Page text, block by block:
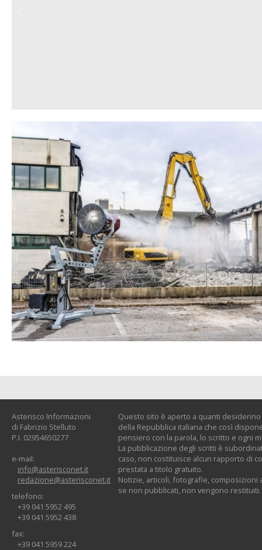
Asterisco Informazioni
di Fabrizio Stelluto
P.I. 02954650277
e-mail:
info@asterisconet.it
redazione@asterisconet.it
telefono:
+39 041 5952 495
+39 041 5952 438
fax:
+39 041 5959 224
Questo sito è aperto a quanti
della Repubblica italiana che così
pensiero con la parola, lo scritto e ogni
La pubblicazione degli scritti è
caso, non costituisce alcun rapporto di
prestata a titolo gratuito.
Notizie, articoli, fotografie, composizioni
se non pubblicati, non vengono restituiti.